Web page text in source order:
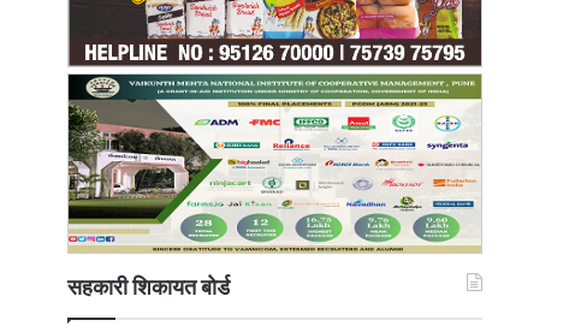
सहकारी शिकायत बोर्ड